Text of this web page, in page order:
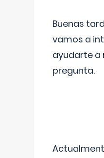
Buenas
vamos a
ayudarte a
pregunta.